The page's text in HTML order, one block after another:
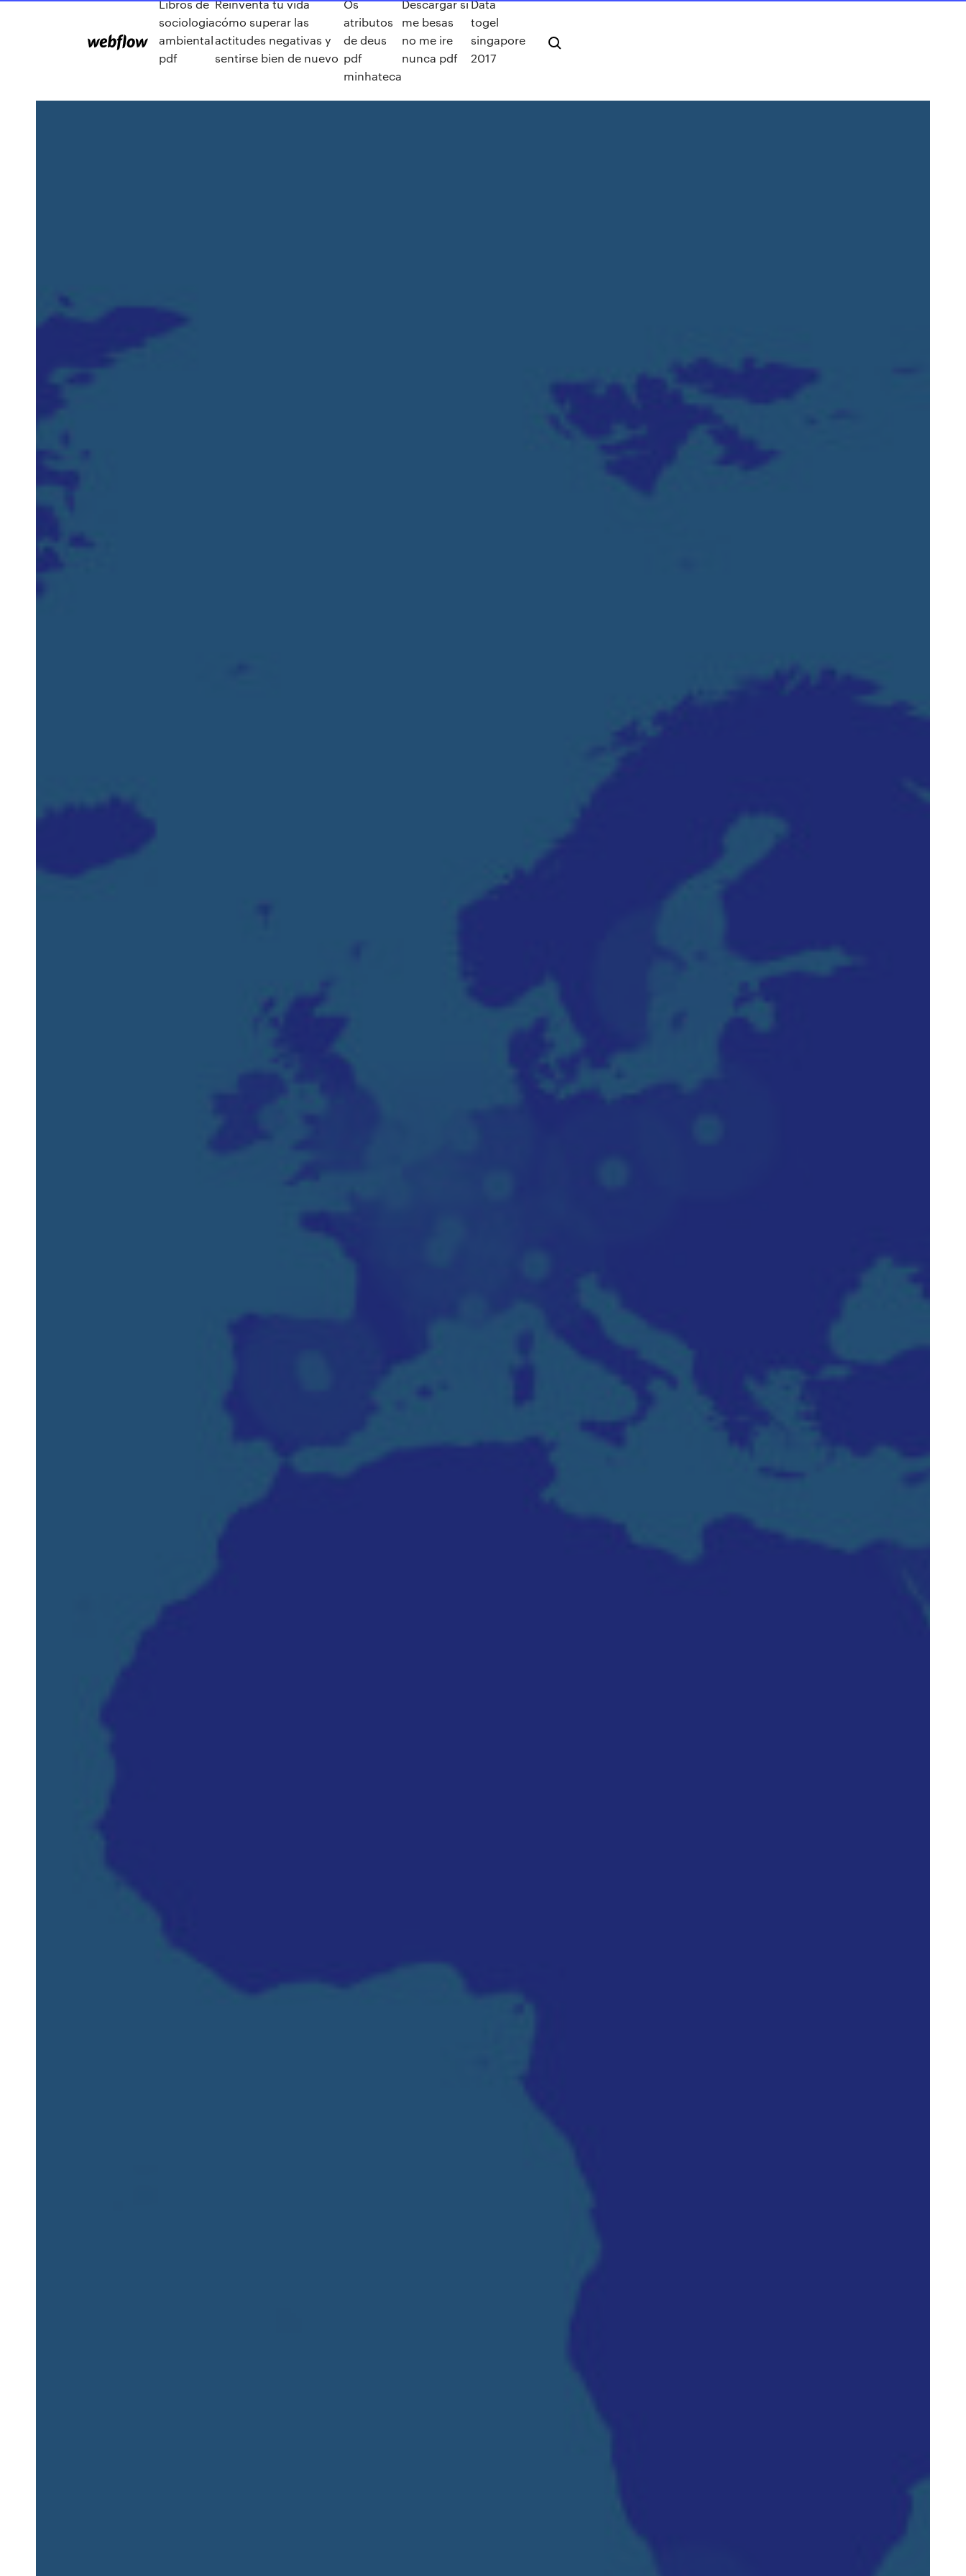
Libros de
sociologia
ambiental
pdf
Reinventa tu vida
cómo superar las
actitudes negativas y
sentirse bien de nuevo
Os
atributos
de deus
pdf
minhateca
Descargar si
me besas
no me ire
nunca pdf
Data
togel
singapore
2017